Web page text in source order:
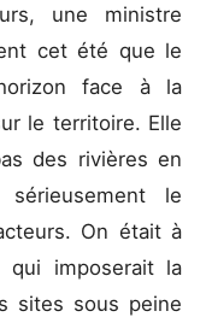
une ministre
cet été que le
face à la
le territoire. Elle
des rivières en
sérieusement le
On était à
qui imposerait la
sites sous peine